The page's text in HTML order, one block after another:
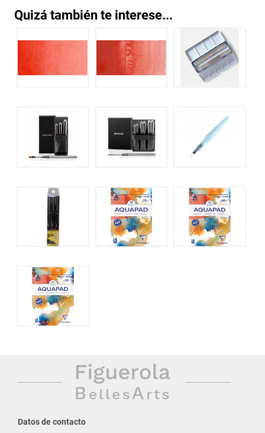
Quizá también te interese...
Datos de contacto